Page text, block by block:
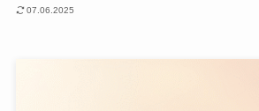
07.06.2025